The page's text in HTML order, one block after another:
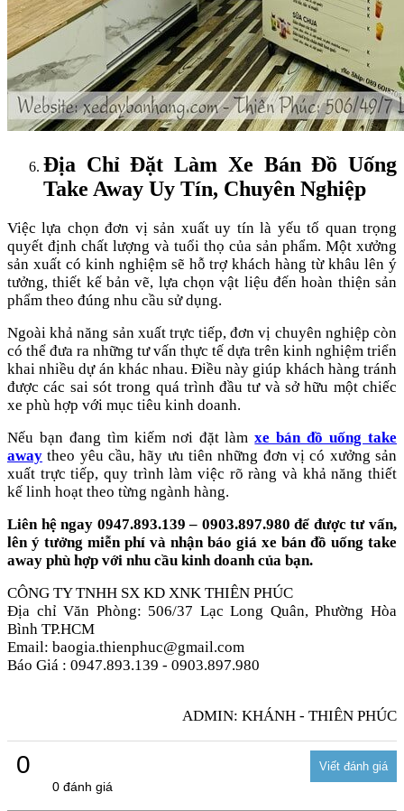
Địa Chỉ Đặt Làm Xe Bán Đồ Uống
Take Away Uy Tín, Chuyên Nghiệp
Việc lựa chọn đơn vị sản xuất uy tín là yếu tố quan trọng
quyết định chất lượng và tuổi thọ của sản phẩm. Một xưởng
sản xuất có kinh nghiệm sẽ hỗ trợ khách hàng từ khâu lên ý
tưởng, thiết kế bản vẽ, lựa chọn vật liệu đến hoàn thiện sản
phẩm theo đúng nhu cầu sử dụng.
Ngoài khả năng sản xuất trực tiếp, đơn vị chuyên nghiệp còn
có thể đưa ra những tư vấn thực tế dựa trên kinh nghiệm triển
khai nhiều dự án khác nhau. Điều này giúp khách hàng tránh
được các sai sót trong quá trình đầu tư và sở hữu một chiếc
xe phù hợp với mục tiêu kinh doanh.
Nếu bạn đang tìm kiếm nơi đặt làmxe bán đồ uống take
away theo yêu cầu, hãy ưu tiên những đơn vị có xưởng sản
xuất trực tiếp, quy trình làm việc rõ ràng và khả năng thiết
kế linh hoạt theo từng ngành hàng.
Liên hệ ngay 0947.893.139 – 0903.897.980 để được tư vấn,
lên ý tưởng miễn phí và nhận báo giá xe bán đồ uống take
away phù hợp với nhu cầu kinh doanh của bạn.
CÔNG TY TNHH SX KD XNK THIÊN PHÚC
Địa chỉ Văn Phòng: 506/37 Lạc Long Quân, Phường Hòa
Bình TP.HCM
Email: baogia.thienphuc@gmail.com
Báo Giá : 0947.893.139 - 0903.897.980
ADMIN: KHÁNH - THIÊN PHÚC
0
0 đánh giá